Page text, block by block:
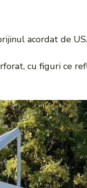
acordat de
cu figuri ce